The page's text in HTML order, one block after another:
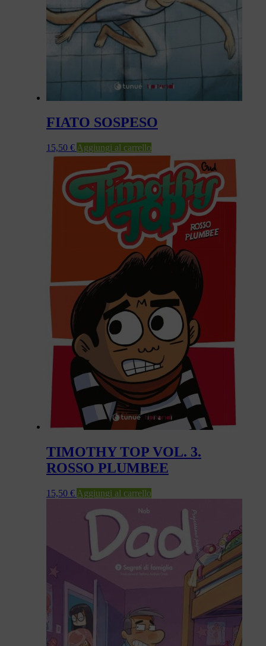
FIATO SOSPESO
15,50 € Aggiungi al carrello
TIMOTHY TOP VOL. 3.
ROSSO PLUMBEE
15,50 € Aggiungi al carrello